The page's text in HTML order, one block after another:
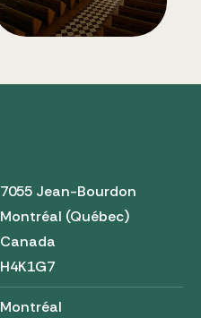
7055 Jean-Bourdon
Montréal (Québec)
Canada
H4K1G7
Montréal